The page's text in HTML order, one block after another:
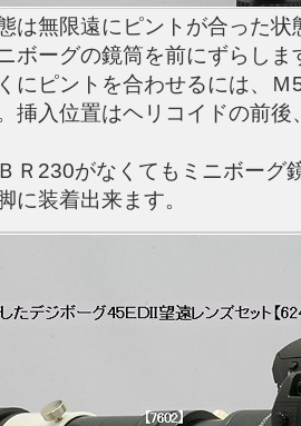
は無限遠にピントが合った
ボーグの鏡筒を前にずらしま
にピントを合わせるには、
挿入位置はヘリコイドの前
Ｒ230がなくてもミニボーグ
に装着出来ます。